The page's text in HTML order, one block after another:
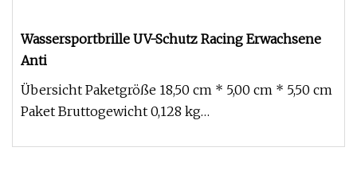
Wassersportbrille UV-Schutz Racing Erwachsene
Anti
Übersicht Paketgröße 18,50 cm * 5,00 cm * 5,50 cm
Paket Bruttogewicht 0,128 kg